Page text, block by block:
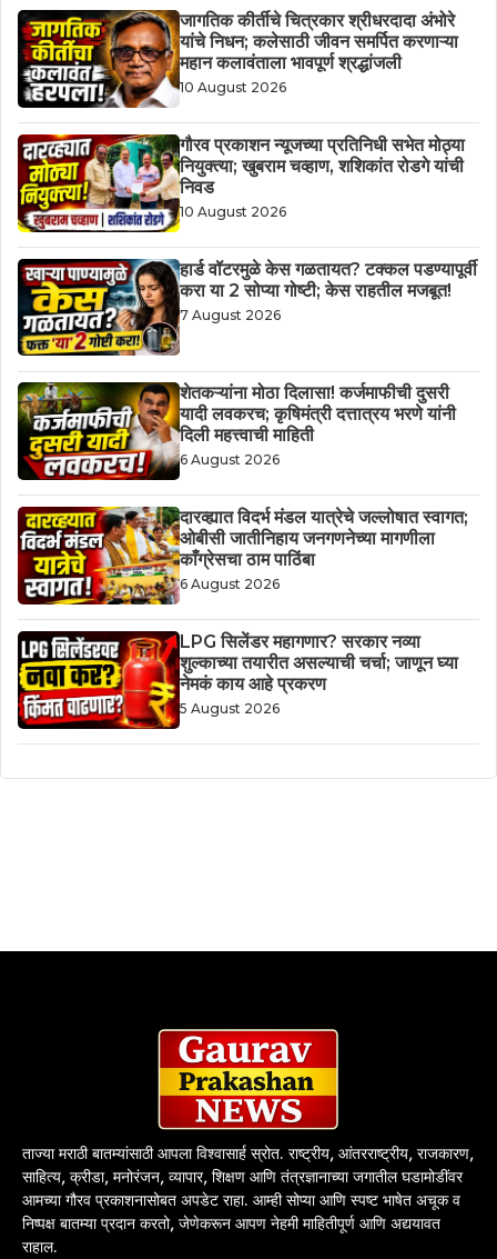
जागतिक कीर्तीचे चित्रकार श्रीधरदादा अंभोरे
यांचे निधन; कलेसाठी जीवन समर्पित करणाऱ्या
महान कलावंताला भावपूर्ण श्रद्धांजली
10 August 2026
गौरव प्रकाशन न्यूजच्या प्रतिनिधी सभेत मोठ्या
नियुक्त्या; खुबराम चव्हाण, शशिकांत रोडगे यांची
निवड
10 August 2026
हार्ड वॉटरमुळे केस गळतायत? टक्कल पडण्यापूर्वी
करा या 2 सोप्या गोष्टी; केस राहतील मजबूत!
7 August 2026
शेतकऱ्यांना मोठा दिलासा! कर्जमाफीची दुसरी
यादी लवकरच; कृषिमंत्री दत्तात्रय भरणे यांनी
दिली महत्त्वाची माहिती
6 August 2026
दारव्ह्यात विदर्भ मंडल यात्रेचे जल्लोषात स्वागत;
ओबीसी जातीनिहाय जनगणनेच्या मागणीला
काँग्रेसचा ठाम पाठिंबा
6 August 2026
LPG सिलेंडर महागणार? सरकार नव्या
शुल्काच्या तयारीत असल्याची चर्चा; जाणून घ्या
नेमकं काय आहे प्रकरण
5 August 2026
ताज्या मराठी बातम्यांसाठी आपला विश्वासार्ह स्रोत. राष्ट्रीय, आंतरराष्ट्रीय, राजकारण,
साहित्य, क्रीडा, मनोरंजन, व्यापार, शिक्षण आणि तंत्रज्ञानाच्या जगातील घडामोडींवर
आमच्या गौरव प्रकाशनासोबत अपडेट राहा. आम्ही सोप्या आणि स्पष्ट भाषेत अचूक व
निष्पक्ष बातम्या प्रदान करतो, जेणेकरून आपण नेहमी माहितीपूर्ण आणि अद्ययावत
राहाल.